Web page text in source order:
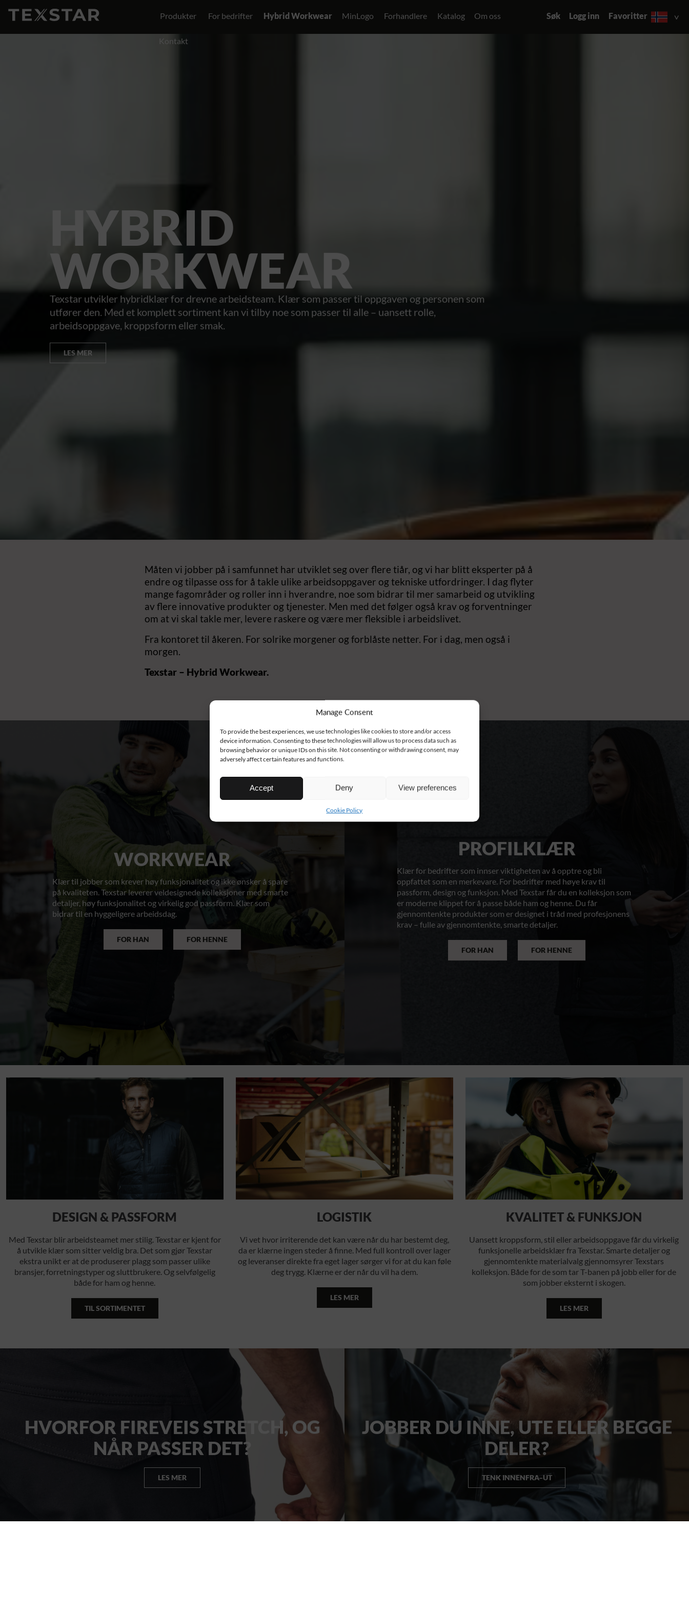
Manage Consent
To provide the best experiences, we use technologies like cookies to store and/or access
device information. Consenting to these technologies will allow us to process data such as
browsing behavior or unique IDs on this site. Not consenting or withdrawing consent, may
adversely affect certain features and functions.
Accept Deny View preferences
Cookie Policy
Produkter For bedrifter Hybrid Workwear MinLogo Forhandlere Katalog Om oss
Kontakt
Søk Logg inn Favoritter
HYBRID
WORKWEAR
Texstar utvikler hybridklær for drevne arbeidsteam. Klær som passer til oppgaven og personen som
utfører den. Med et komplett sortiment kan vi tilby noe som passer til alle – uansett rolle,
arbeidsoppgave, kroppsform eller smak.
LES MER
Måten vi jobber på i samfunnet har utviklet seg over flere tiår, og vi har blitt eksperter på å
endre og tilpasse oss for å takle ulike arbeidsoppgaver og tekniske utfordringer. I dag flyter
mange fagområder og roller inn i hverandre, noe som bidrar til mer samarbeid og utvikling
av flere innovative produkter og tjenester. Men med det følger også krav og forventninger
om at vi skal takle mer, levere raskere og være mer fleksible i arbeidslivet.
Fra kontoret til åkeren. For solrike morgener og forblåste netter. For i dag, men også i
morgen.
Texstar – Hybrid Workwear.
WORKWEAR
Klær til jobber som krever høy funksjonalitet og ikke ønsker å spare
på kvaliteten. Texstar leverer veldesignede kolleksjoner med smarte
detaljer, høy funksjonalitet og virkelig god passform. Klær som
bidrar til en hyggeligere arbeidsdag.
FOR HAN FOR HENNE
PROFILKLÆR
Klær for bedrifter som innser viktigheten av å opptre og bli
oppfattet som en merkevare. For bedrifter med høye krav til
passform, design og funksjon. Med Texstar får du en kolleksjon som
er moderne klippet for å passe både ham og henne. Du får
gjennomtenkte produkter som er designet i tråd med profesjonens
krav – fulle av gjennomtenkte, smarte detaljer.
FOR HAN FOR HENNE
DESIGN & PASSFORM
Med Texstar blir arbeidsteamet mer stilig. Texstar er kjent for
å utvikle klær som sitter veldig bra. Det som gjør Texstar
ekstra unikt er at de produserer plagg som passer ulike
bransjer, forretningstyper og sluttbrukere. Og selvfølgelig
både for ham og henne.
TIL SORTIMENTET
LOGISTIK
Vi vet hvor irriterende det kan være når du har bestemt deg,
da er klærne ingen steder å finne. Med full kontroll over lager
og leveranser direkte fra eget lager sørger vi for at du kan føle
deg trygg. Klærne er der når du vil ha dem.
LES MER
KVALITET & FUNKSJON
Uansett kroppsform, stil eller arbeidsoppgave får du virkelig
funksjonelle arbeidsklær fra Texstar. Smarte detaljer og
gjennomtenkte materialvalg gjennomsyrer Texstars
kolleksjon. Både for de som tar T-banen på jobb eller for de
som jobber eksternt i skogen.
LES MER
HVORFOR FIREVEIS STRETCH, OG
NÅR PASSER DET?
LES MER
JOBBER DU INNE, UTE ELLER BEGGE
DELER?
TENK INNENFRA–UT